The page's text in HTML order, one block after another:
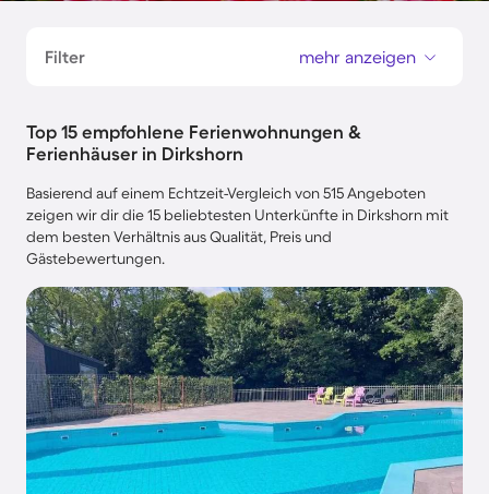
Filter mehr anzeigen
Top 15 empfohlene Ferienwohnungen &
Ferienhäuser in Dirkshorn
Basierend auf einem Echtzeit-Vergleich von 515 Angeboten
zeigen wir dir die 15 beliebtesten Unterkünfte in Dirkshorn mit
dem besten Verhältnis aus Qualität, Preis und
Gästebewertungen.